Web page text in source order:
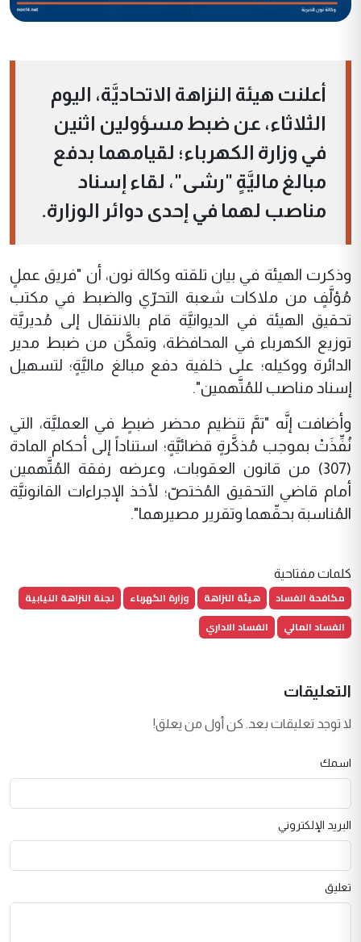
أعلنت هيئة النزاهة الاتحاديَّة، اليوم
الثلاثاء، عن ضبط مسؤولين اثنين
في وزارة الكهرباء؛ لقيامهما بدفع
مبالغ ماليَّةٍ "رشى"، لقاء إسناد
مناصب لهما في إحدى دوائر الوزارة.
وذكرت الهيئة في بيان تلقته وكالة نون، أن "فريق عملٍ
مُؤلَّفٍ من ملاكات شعبة التحرّي والضبط في مكتب
تحقيق الهيئة في الديوانيَّة قام بالانتقال إلى مُديريَّة
توزيع الكهرباء في المحافظة، وتمكَّن من ضبط مدير
الدائرة ووكيله؛ على خلفية دفع مبالغ ماليَّةٍ؛ لتسهيل
إسناد مناصب للمُتَّهمين".
وأضافت إنَّه "تمَّ تنظيم محضر ضبطٍ في العمليَّة، التي
نُفِّذَتْ بموجب مُذكَّرةٍ قضائيَّةٍ؛ استناداً إلى أحكام المادة
(307) من قانون العقوبات، وعرضه رفقة المُتَّهمين
أمام قاضي التحقيق المُختصّ؛ لأخذ الإجراءات القانونيَّة
المُناسبة بحقّهما وتقرير مصيرهما".
كلمات مفتاحية
مكافحة الفساد هيئة النزاهة وزارة الكهرباء
لجنة النزاهة النيابية
الفساد المالي
الفساد الاداري
التعليقات
لا توجد تعليقات بعد. كن أول من يعلق!
اسمك
البريد الإلكتروني
تعليق